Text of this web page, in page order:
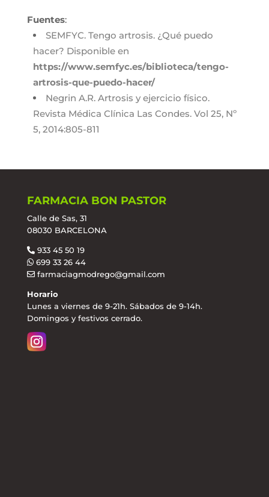
Fuentes:
SEMFYC. Tengo artrosis. ¿Qué puedo
hacer? Disponible en
https://www.semfyc.es/biblioteca/tengo-
artrosis-que-puedo-hacer/
Negrin A.R. Artrosis y ejercicio físico.
Revista Médica Clínica Las Condes. Vol 25, Nº
5, 2014:805-811
FARMACIA BON PASTOR
Calle de Sas, 31
08030 BARCELONA
933 45 50 19
699 33 26 44
farmaciagmodrego@gmail.com
Horario
Lunes a viernes de 9-21h. Sábados de 9-14h.
Domingos y festivos cerrado.